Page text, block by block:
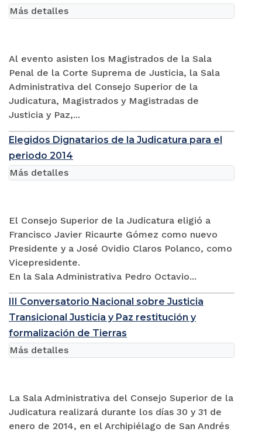
Al evento asisten los Magistrados de la Sala
Penal de la Corte Suprema de Justicia, la Sala
Administrativa del Consejo Superior de la
Judicatura, Magistrados y Magistradas de
Justicia y Paz,...
Más detalles
Elegidos Dignatarios de la Judicatura para el
periodo 2014
El Consejo Superior de la Judicatura eligió a
Francisco Javier Ricaurte Gómez como nuevo
Presidente y a José Ovidio Claros Polanco, como
Vicepresidente.
En la Sala Administrativa Pedro Octavio...
Más detalles
III Conversatorio Nacional sobre Justicia
Transicional Justicia y Paz restitución y
formalización de Tierras
La Sala Administrativa del Consejo Superior de la
Judicatura realizará durante los días 30 y 31 de
enero de 2014, en el Archipiélago de San Andrés
Más detalles